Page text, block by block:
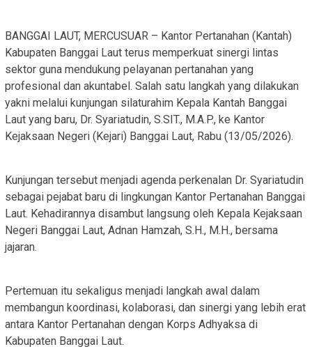
BANGGAI LAUT, MERCUSUAR – Kantor Pertanahan (Kantah)
Kabupaten Banggai Laut terus memperkuat sinergi lintas
sektor guna mendukung pelayanan pertanahan yang
profesional dan akuntabel. Salah satu langkah yang dilakukan
yakni melalui kunjungan silaturahim Kepala Kantah Banggai
Laut yang baru, Dr. Syariatudin, S.SIT., M.A.P., ke Kantor
Kejaksaan Negeri (Kejari) Banggai Laut, Rabu (13/05/2026).
Kunjungan tersebut menjadi agenda perkenalan Dr. Syariatudin
sebagai pejabat baru di lingkungan Kantor Pertanahan Banggai
Laut. Kehadirannya disambut langsung oleh Kepala Kejaksaan
Negeri Banggai Laut, Adnan Hamzah, S.H., M.H., bersama
jajaran.
Pertemuan itu sekaligus menjadi langkah awal dalam
membangun koordinasi, kolaborasi, dan sinergi yang lebih erat
antara Kantor Pertanahan dengan Korps Adhyaksa di
Kabupaten Banggai Laut.